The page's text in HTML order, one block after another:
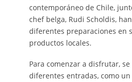
contemporáneo de Chile,
chef belga, Rudi Scholdis,
diferentes preparaciones en
productos locales.
Para comenzar a disfrutar,
diferentes entradas, como